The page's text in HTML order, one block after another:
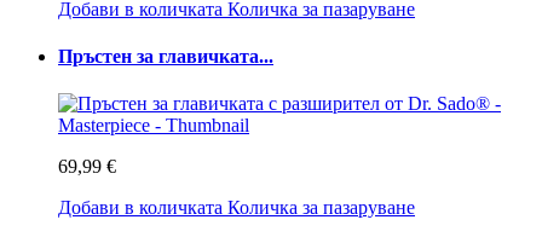
Добави в количката Количка за пазаруване
Пръстен за главичката...
69,99 €
Добави в количката Количка за пазаруване